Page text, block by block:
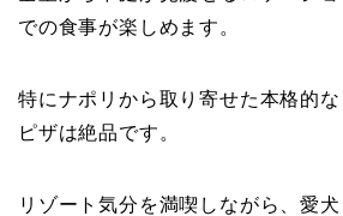
での食事が楽しめます。
特にナポリから取り寄せた本格的
ピザは絶品です。
リゾート気分を満喫しながら、愛